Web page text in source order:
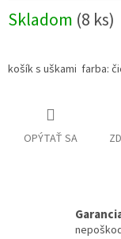
Skladom (8 ks)
košík s uškami farba:
OPÝTAŤ SA